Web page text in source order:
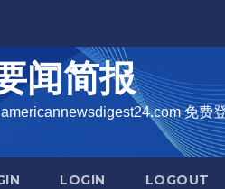
闻简报
免费
LOGIN LOGOUT